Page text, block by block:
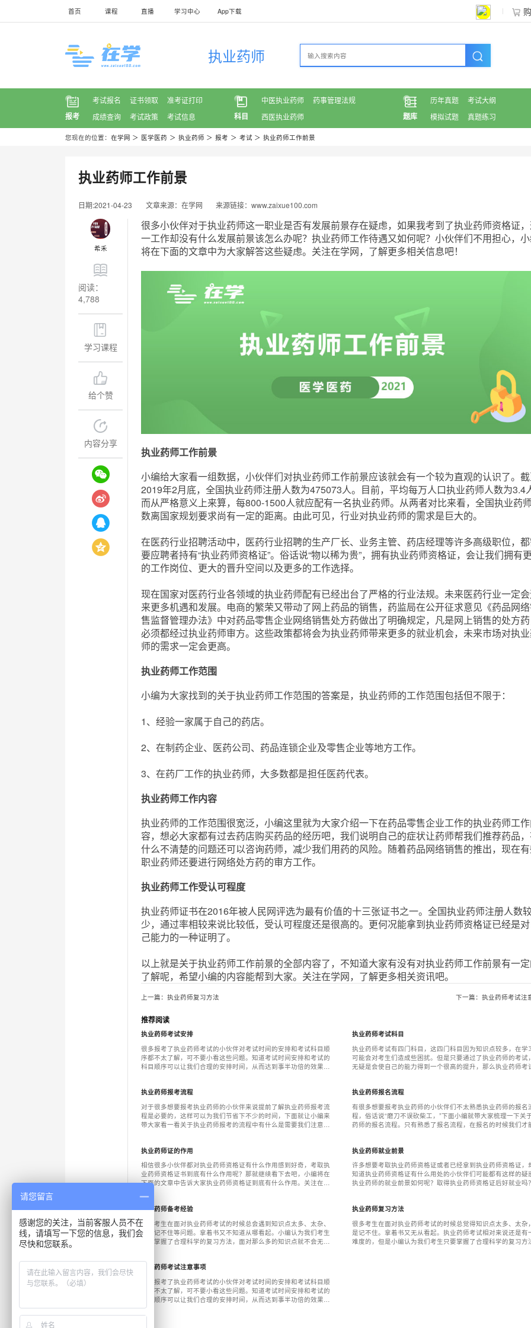
首页 课程 直播 学习中心 App下载
执业药师
报考
考试报名
成绩查询
证书领取
考试政策
准考证打印
考试信息
科目
中医执业药师
西医执业药师
药事管理法规
题库
历年真题
模拟试题
考试大纲
真题练习
您现在的位置： 在学网 ＞ 医学医药 ＞ 执业药师 ＞ 报考 ＞ 考试 ＞ 执业药师工作前景
执业药师工作前景
日期:2021-04-23 文章来源：在学网 来源链接：www.zaixue100.com
希禾
阅读：
4,788
学习课程
给个赞
内容分享
很多小伙伴对于执业药师这一职业是否有发展前景存在疑虑，如果我考到了执业药师资格证
一工作却没有什么发展前景该怎么办呢？执业药师工作待遇又如何呢？小伙伴们不用担心，
将在下面的文章中为大家解答这些疑虑。关注在学网，了解更多相关信息吧！
执业药师工作前景
小编给大家看一组数据，小伙伴们对执业药师工作前景应该就会有一个较为直观的认识了。
2019年2月底，全国执业药师注册人数为475073人。目前，平均每万人口执业药师人数为3.4
而从严格意义上来算，每800-1500人就应配有一名执业药师。从两者对比来看，全国执业药
数离国家规划要求尚有一定的距离。由此可见，行业对执业药师的需求是巨大的。
在医药行业招聘活动中，医药行业招聘的生产厂长、业务主管、药店经理等许多高级职位，
要应聘者持有“执业药师资格证”。俗话说“物以稀为贵”，拥有执业药师资格证，会让我们拥有
的工作岗位、更大的晋升空间以及更多的工作选择。
现在国家对医药行业各领域的执业药师配有已经出台了严格的行业法规。未来医药行业一定
来更多机遇和发展。电商的繁荣又带动了网上药品的销售，药监局在公开征求意见《药品网
售监督管理办法》中对药品零售企业网络销售处方药做出了明确规定，凡是网上销售的处方药
必须都经过执业药师审方。这些政策都将会为执业药师带来更多的就业机会，未来市场对执
师的需求一定会更高。
执业药师工作范围
小编为大家找到的关于执业药师工作范围的答案是，执业药师的工作范围包括但不限于：
1、经验一家属于自己的药店。
2、在制药企业、医药公司、药品连锁企业及零售企业等地方工作。
3、在药厂工作的执业药师，大多数都是担任医药代表。
执业药师工作内容
执业药师的工作范围很宽泛，小编这里就为大家介绍一下在药品零售企业工作的执业药师工
容，想必大家都有过去药店购买药品的经历吧，我们说明自己的症状让药师帮我们推荐药品
什么不清楚的问题还可以咨询药师，减少我们用药的风险。随着药品网络销售的推出，现在
职业药师还要进行网络处方药的审方工作。
执业药师工作受认可程度
执业药师证书在2016年被人民网评选为最有价值的十三张证书之一。全国执业药师注册人数
少，通过率相较来说比较低，受认可程度还是很高的。更何况能拿到执业药师资格证已经是
己能力的一种证明了。
以上就是关于执业药师工作前景的全部内容了，不知道大家有没有对执业药师工作前景有一
了解呢，希望小编的内容能帮到大家。关注在学网，了解更多相关资讯吧。
上一篇：执业药师复习方法 下一篇：执业药师考试注
推荐阅读
执业药师考试安排
很多报考了执业药师考试的小伙伴对考试时间的安排和考试科目顺
序都不太了解，可不要小看这些问题。知道考试时间安排和考试的
科目顺序可以让我们合理的安排时间，从而达到事半功倍的效果。
执业药师考试科目
执业药师考试有四门科目，这四门科目因为知识点较多，在学
可能会对考生们造成些困扰。但是只要通过了执业药师的考试
无疑是会使自己的能力得到一个很高的提升，那么执业药师考
执业药师报考流程
对于很多想要报考执业药师的小伙伴来说提前了解执业药师报考流
程是必要的，这样可以为我们节省下不少的时间，下面就让小编来
带大家看一看关于执业药师报考的流程中有什么是需要我们注意的
执业药师报名流程
有很多想要报考执业药师的小伙伴们不太熟悉执业药师的报名
程，俗话说“磨刀不误砍柴工，”下面小编就带大家梳理一下关
药师的报名流程。只有熟悉了报名流程，在报名的时候我们才
执业药师证的作用
相信很多小伙伴都对执业药师资格证有什么作用感到好奇，考取执
业药师资格证书到底有什么作用呢？那就继续看下去吧，小编将在
下面的文章中告诉大家执业药师资格证到底有什么作用。关注在学
执业药师就业前景
许多想要考取执业药师资格证或者已经拿到执业药师资格证，
知道执业药师资格证有什么用处的小伙伴们可能都有这样的疑
执业药师的就业前景如何呢？取得执业药师资格证后好就业吗
关的内容吧。
执业药师备考经验
我们考生在面对执业药师考试的时候总会遇到知识点太多、太杂、
老是记不住等问题。拿着书又不知道从哪看起。小编认为我们考生
只要掌握了合理科学的复习方法，面对那么多的知识点就不会无所
执业药师复习方法
很多考生在面对执业药师考试的时候总觉得知识点太多、太杂
是记不住。拿着书又无从看起。执业药师考试相对来说还是有
难度的，但是小编认为我们考生只要掌握了合理科学的复习方
执业药师考试注意事项
很多报考了执业药师考试的小伙伴对考试时间的安排和考试科目顺
序都不太了解，可不要小看这些问题。知道考试时间安排和考试的
科目顺序可以让我们合理的安排时间，从而达到事半功倍的效果。
下面就让小编来带大家了解相关内容吧。了解更多关于执业药师的
资讯，关注在学网吧。
请您留言
感谢您的关注，当前客服人员不在
线，请填写一下您的信息，我们会
尽快和您联系。